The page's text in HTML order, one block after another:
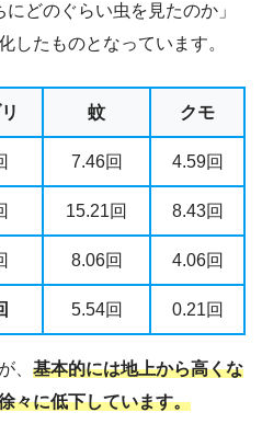
どのぐらい虫を見たのか」
したものとなっています。
蚊 クモ
7.46回 4.59回
15.21回 8.43回
8.06回 4.06回
5.54回 0.21回
、 基本的には地上から高くな
々に低下しています。